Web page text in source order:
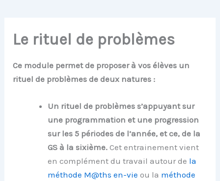
Le rituel de problèmes
Ce module permet de proposer à vos élèves un
rituel de problèmes de deux natures :
Un rituel de problèmes s’appuyant sur
une programmation et une progression
sur les 5 périodes de l’année, et ce, de la
GS à la sixième.Cet entrainement vient
en complément du travail autour de la
méthode M@ths en-vie ou la méthode